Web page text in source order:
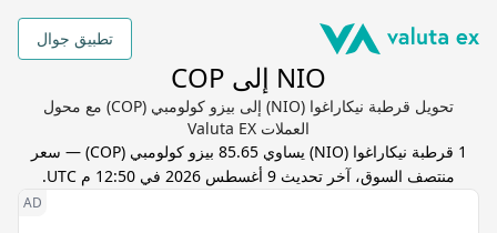
تطبيق جوال
NIO إلى COP
تحويل قرطبة نيكاراغوا (NIO) إلى بيزو كولومبي (COP) مع محول
العملات Valuta EX
1 قرطبة نيكاراغوا (
NIO) يساوي85.65 بيزو كولومبي (
COP) — سعر
منتصف السوق، آخر تحديث 9 أغسطس 2026 في 12:50 م UTC .